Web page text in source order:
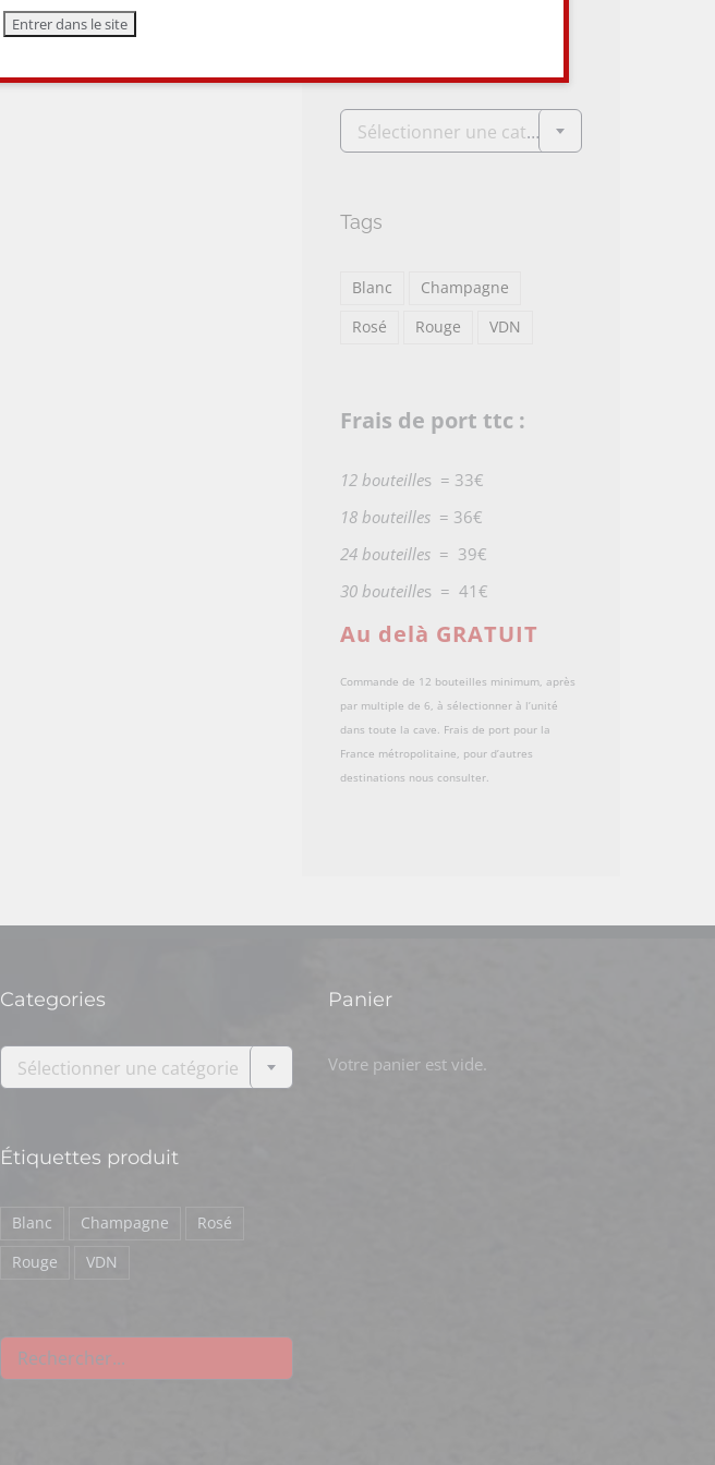
Sélectionner une catégorie
Tags
Blanc
Champagne
Rosé
Rouge VDN
Frais de port ttc :
12 bouteilles = 33€
18 bouteilles= 36€
24 bouteilles= 39€
30 bouteilles = 41€
Au delà GRATUIT
Commande de 12 bouteilles minimum, après
par multiple de 6, à sélectionner à l’unité
dans toute la cave. Frais de port pour la
France métropolitaine, pour d’autres
destinations nous consulter.
Categories
Sélectionner une catégorie
Étiquettes produit
Blanc Champagne
Rosé
Rouge
VDN
Panier
Votre panier est vide.